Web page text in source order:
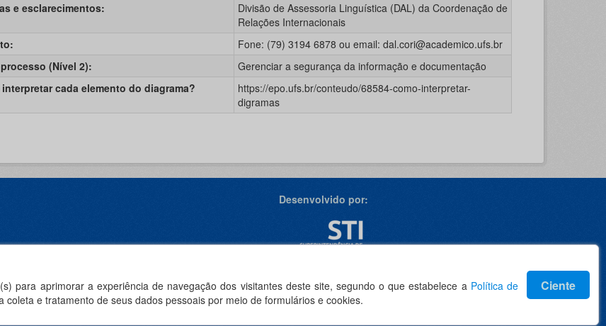
para aprimorar a experiência de navegação dos visitantes deste site, segundo o que estabelece a Política de
coleta e tratamento de seus dados pessoais por meio de formulários e cookies.
Ciente
e esclarecimentos:
Divisão de Assessoria Linguística (DAL) da Coordenação de
Relações Internacionais
Fone: (79) 3194 6878 ou email: dal.cori@academico.ufs.br
(Nível 2):
Gerenciar a segurança da informação e documentação
interpretar cada elemento do diagrama?
https://epo.ufs.br/conteudo/68584-como-interpretar-
digramas
Desenvolvido por:
Idioma